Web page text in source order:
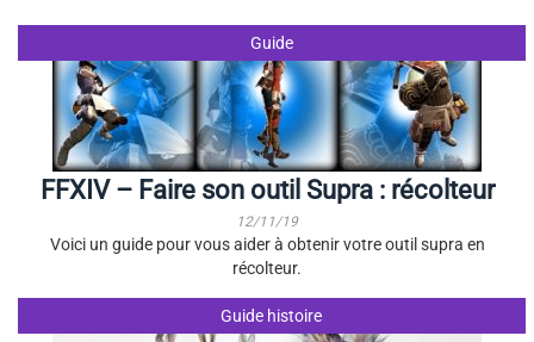
Guide
FFXIV – Faire son outil Supra : récolteur
12/11/19
Voici un guide pour vous aider à obtenir votre outil supra en
récolteur.
Guide histoire